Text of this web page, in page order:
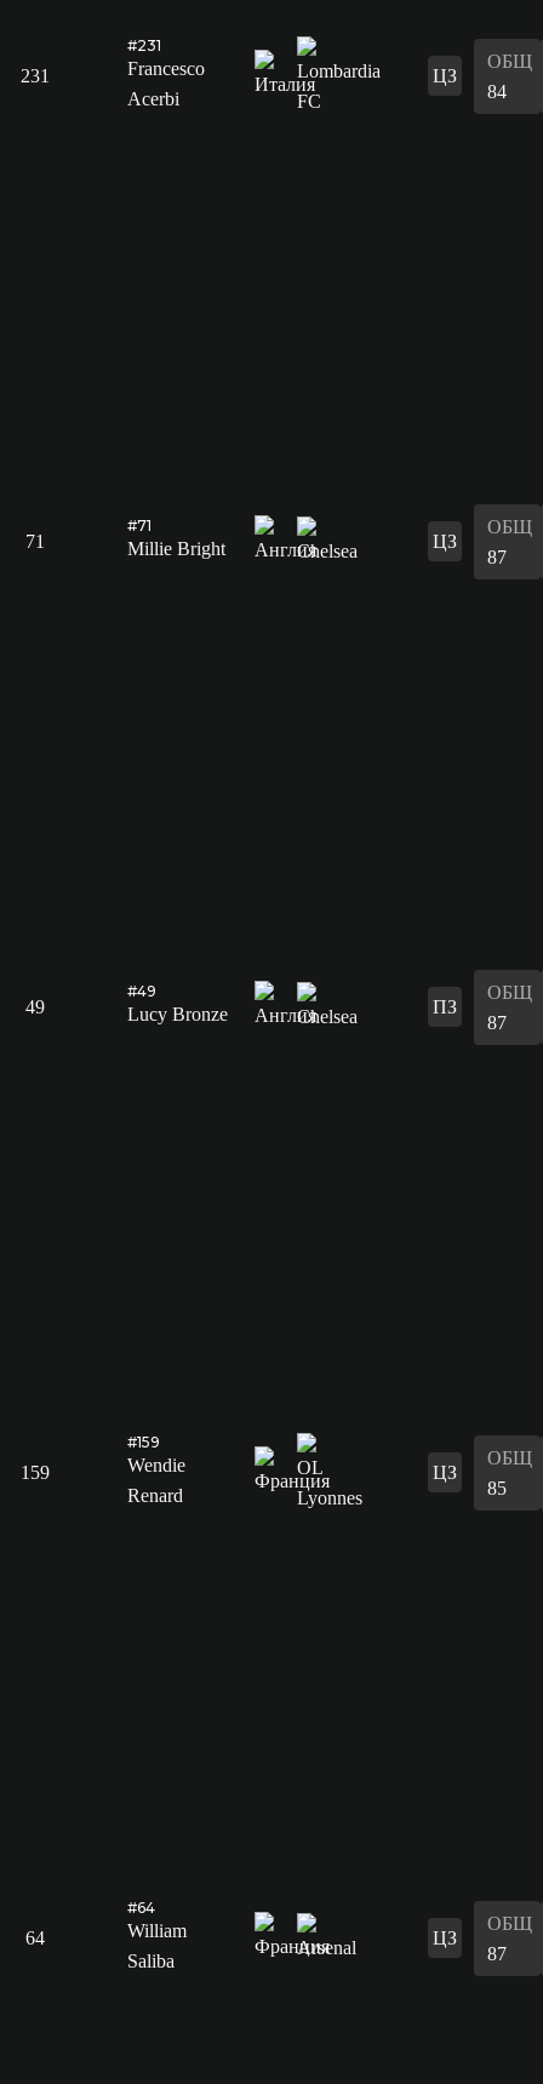
231
#231
Francesco
Acerbi
ЦЗ
ОБЩ
84
71
#71
Millie Bright ЦЗ
ОБЩ
87
49
#49
Lucy Bronze ПЗ
ОБЩ
87
159
#159
Wendie
Renard
ЦЗ
ОБЩ
85
64
#64
William
Saliba
ЦЗ
ОБЩ
87